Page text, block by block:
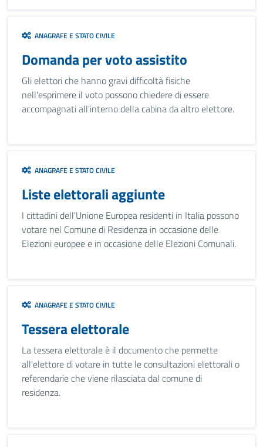
ANAGRAFE E STATO CIVILE
Domanda per voto assistito
Gli elettori che hanno gravi difficoltà fisiche
nell'esprimere il voto possono chiedere di essere
accompagnati all'interno della cabina da altro elettore.
ANAGRAFE E STATO CIVILE
Liste elettorali aggiunte
I cittadini dell'Unione Europea residenti in Italia possono
votare nel Comune di Residenza in occasione delle
Elezioni europee e in occasione delle Elezioni Comunali.
ANAGRAFE E STATO CIVILE
Tessera elettorale
La tessera elettorale è il documento che permette
all'elettore di votare in tutte le consultazioni elettorali o
referendarie che viene rilasciata dal comune di
residenza.